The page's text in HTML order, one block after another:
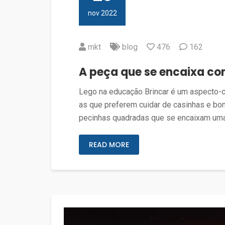
nov 2022
mkt blog 476 162
A peça que se encaixa
Lego na educação Brincar é um
as que preferem cuidar de casinhas e
pecinhas quadradas que se encaixam
READ MORE